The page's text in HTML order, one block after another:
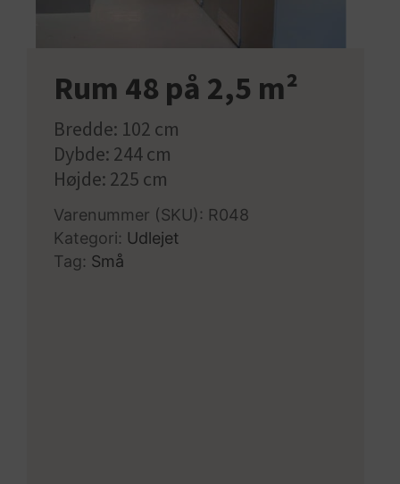
Rum 48 på 2,5 m²
Bredde: 102 cm
Dybde: 244 cm
Højde: 225 cm
Varenummer (SKU): R048
Kategori: Udlejet
Tag: Små